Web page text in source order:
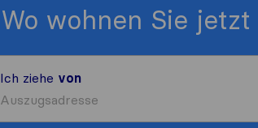
Wo wohnen Sie
Ich ziehe von